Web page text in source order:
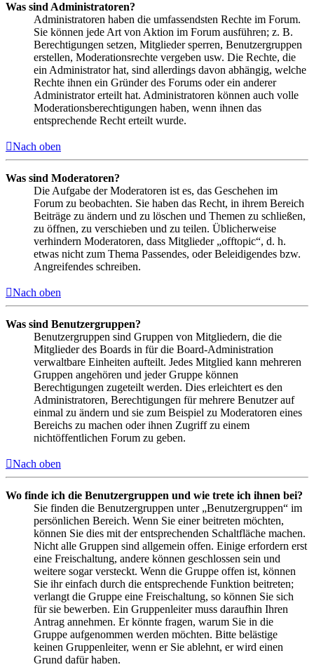
Was sind Administratoren?
Administratoren haben die umfassendsten Rechte im Forum.
Sie können jede Art von Aktion im Forum ausführen; z. B.
Berechtigungen setzen, Mitglieder sperren, Benutzergruppen
erstellen, Moderationsrechte vergeben usw. Die Rechte, die
ein Administrator hat, sind allerdings davon abhängig, welche
Rechte ihnen ein Gründer des Forums oder ein anderer
Administrator erteilt hat. Administratoren können auch volle
Moderationsberechtigungen haben, wenn ihnen das
entsprechende Recht erteilt wurde.
Nach oben
Was sind Moderatoren?
Die Aufgabe der Moderatoren ist es, das Geschehen im
Forum zu beobachten. Sie haben das Recht, in ihrem Bereich
Beiträge zu ändern und zu löschen und Themen zu schließen,
zu öffnen, zu verschieben und zu teilen. Üblicherweise
verhindern Moderatoren, dass Mitglieder „offtopic“, d. h.
etwas nicht zum Thema Passendes, oder Beleidigendes bzw.
Angreifendes schreiben.
Nach oben
Was sind Benutzergruppen?
Benutzergruppen sind Gruppen von Mitgliedern, die die
Mitglieder des Boards in für die Board-Administration
verwaltbare Einheiten aufteilt. Jedes Mitglied kann mehreren
Gruppen angehören und jeder Gruppe können
Berechtigungen zugeteilt werden. Dies erleichtert es den
Administratoren, Berechtigungen für mehrere Benutzer auf
einmal zu ändern und sie zum Beispiel zu Moderatoren eines
Bereichs zu machen oder ihnen Zugriff zu einem
nichtöffentlichen Forum zu geben.
Nach oben
Wo finde ich die Benutzergruppen und wie trete ich ihnen bei?
Sie finden die Benutzergruppen unter „Benutzergruppen“ im
persönlichen Bereich. Wenn Sie einer beitreten möchten,
können Sie dies mit der entsprechenden Schaltfläche machen.
Nicht alle Gruppen sind allgemein offen. Einige erfordern erst
eine Freischaltung, andere können geschlossen sein und
weitere sogar versteckt. Wenn die Gruppe offen ist, können
Sie ihr einfach durch die entsprechende Funktion beitreten;
verlangt die Gruppe eine Freischaltung, so können Sie sich
für sie bewerben. Ein Gruppenleiter muss daraufhin Ihren
Antrag annehmen. Er könnte fragen, warum Sie in die
Gruppe aufgenommen werden möchten. Bitte belästige
keinen Gruppenleiter, wenn er Sie ablehnt, er wird einen
Grund dafür haben.